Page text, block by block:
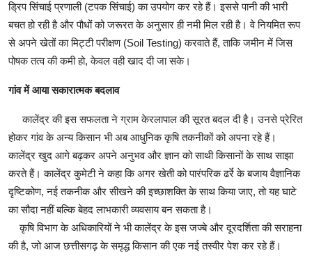
ड्रिप सिंचाई प्रणाली (टपक सिंचाई) का उपयोग कर रहे हैं। इससे पानी की भारी
बचत हो रही है और पौधों को जरूरत के अनुसार ही नमी मिल रही है। वे नियमित रूप
से अपने खेतों का मिट्टी परीक्षण (Soil Testing) करवाते हैं, ताकि जमीन में जिस
पोषक तत्व की कमी हो, केवल वही खाद दी जा सके।
​गांव में आया सकारात्मक बदलाव
​कालेंद्र की इस सफलता ने ग्राम केरलापाल की सूरत बदल दी है। उनसे प्रेरित
होकर गांव के अन्य किसान भी अब आधुनिक कृषि तकनीकों को अपना रहे हैं।
कालेंद्र खुद आगे बढ़कर अपने अनुभव और ज्ञान को साथी किसानों के साथ साझा
करते हैं। ​कालेंद्र कुमेटी ने कहा कि अगर खेती को पारंपरिक ढर्रे के बजाय वैज्ञानिक
दृष्टिकोण, नई तकनीक और सीखने की इच्छाशक्ति के साथ किया जाए, तो यह घाटे
का सौदा नहीं बल्कि बेहद लाभकारी व्यवसाय बन सकता है।
​कृषि विभाग के अधिकारियों ने भी कालेंद्र के इस जज्बे और दूरदर्शिता की सराहना
की है, जो आज छत्तीसगढ़ के समृद्ध किसान की एक नई तस्वीर पेश कर रहे हैं।